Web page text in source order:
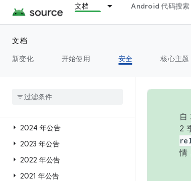
文档 Android 代码搜索
文档
新变化
开始使用 安全 核心主题
安全概览
公告首页
2026 年公告
2024 年公告
2023 年公告
2022 年公告
2021 年公告
自
2
情